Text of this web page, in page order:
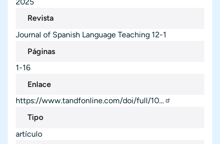
Revista
Journal of Spanish Language Teaching 12-1
Páginas
1-16
Enlace
https://www.tandfonline.com/doi/full/10…
Tipo
artículo